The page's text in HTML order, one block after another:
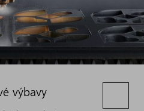
výbavy